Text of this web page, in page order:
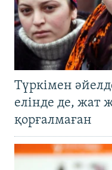
Түркімен
елінде де, жат
қорғалмаған